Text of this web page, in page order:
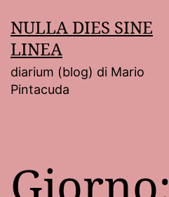
al
contenuto
NULLA DIES SINE
LINEA
diarium (blog) di Mario
Pintacuda